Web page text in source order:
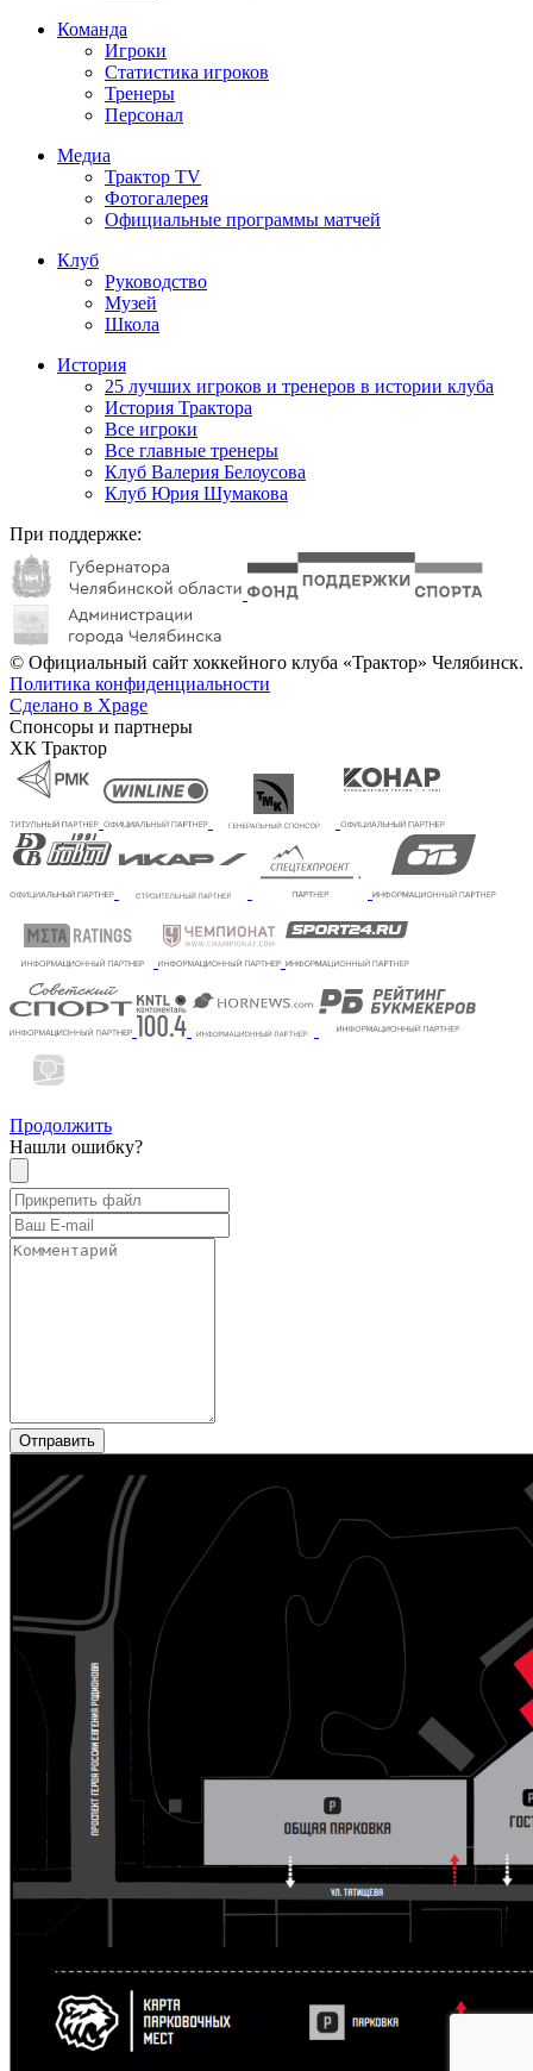
Команда
Игроки
Статистика игроков
Тренеры
Персонал
Медиа
Трактор TV
Фотогалерея
Официальные программы матчей
Клуб
Руководство
Музей
Школа
История
25 лучших игроков и тренеров в истории клуба
История Трактора
Все игроки
Все главные тренеры
Клуб Валерия Белоусова
Клуб Юрия Шумакова
При поддержке:
© Официальный сайт хоккейного клуба «Трактор» Челябинск.
Политика конфиденциальности
Сделано в Xpage
Спонсоры и партнеры
ХК Трактор
Продолжить
Нашли ошибку?